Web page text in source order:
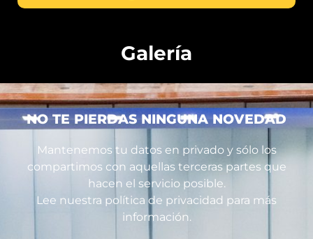
Galería
NO TE PIERDAS NINGUNA NOVEDAD
Mantenemos tu datos en privado y sólo los
compartimos con aquellas terceras partes que
hacen el servicio posible.
Lee nuestra política de privacidad para más
información.